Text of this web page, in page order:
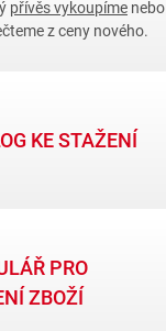
přívěs vykoupíme nebo
z ceny nového.
KE STAŽENÍ
PRO
ZBOŽÍ